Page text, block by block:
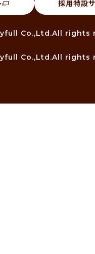
採用特設
Co.,Ltd.All rights
Co.,Ltd.All rights